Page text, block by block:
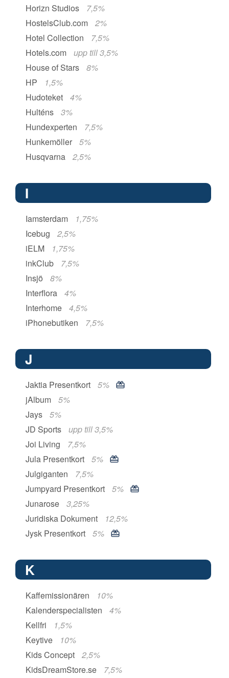
Horizn Studios
7,5%
HostelsClub.com
2%
Hotel Collection
7,5%
Hotels.com
upp till 3,5%
House of Stars
8%
HP
1,5%
Hudoteket
4%
Hulténs
3%
Hundexperten
7,5%
Hunkemöller
5%
Husqvarna
2,5%
I
Iamsterdam
1,75%
Icebug
2,5%
iELM
1,75%
inkClub
7,5%
Insjö
8%
Interflora
4%
Interhome
4,5%
iPhonebutiken
7,5%
J
Jaktia Presentkort
5%
jAlbum
5%
Jays
5%
JD Sports
upp till 3,5%
Joi Living
7,5%
Jula Presentkort
5%
Julgiganten
7,5%
Jumpyard Presentkort
5%
Junarose
3,25%
Juridiska Dokument
12,5%
Jysk Presentkort
5%
K
Kaffemissionären
10%
Kalenderspecialisten
4%
Kellfri
1,5%
Keytive
10%
Kids Concept
2,5%
KidsDreamStore.se
7,5%